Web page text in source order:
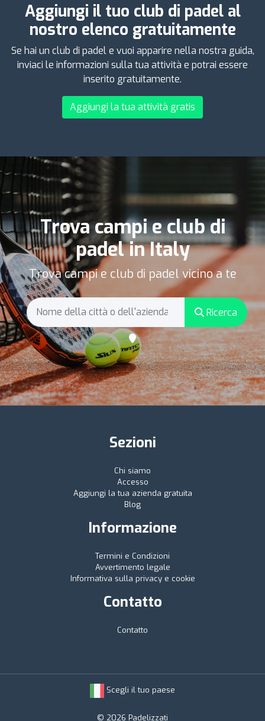
Aggiungi il tuo club di padel al
nostro elenco gratuitamente
Se hai un club di padel e vuoi apparire nella nostra guida,
inviaci le informazioni sulla tua attività e potrai essere
inserito gratuitamente.
Aggiungi la tua attività gratis
Trova campi e club di
padel in Italy
Trova campi e club di padel vicino a te
Ricerca
Sezioni
Chi siamo
Accesso
Aggiungi la tua azienda gratuita
Blog
Informazione
Termini e Condizioni
Avvertimento legale
Informativa sulla privacy e cookie
Contatto
Contatto
Scegli il tuo paese
© 2026 Padelizzati